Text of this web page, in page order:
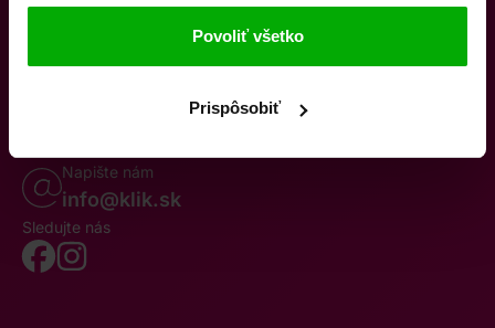
Povoliť všetko
Prispôsobiť
O násKontaktyK stiahnutiuObchodné podmienky
Odstúpenie od zmluvy
Oznámenie o cezhraničnej fúziiReklamačný poriadok
Volajte po–pia 8–19
Napište nám
info@klik.sk
Sledujte nás